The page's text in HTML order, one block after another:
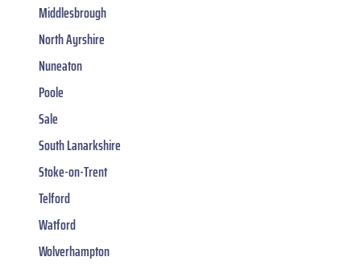
Middlesbrough
North Ayrshire
Nuneaton
Poole
Sale
South Lanarkshire
Stoke-on-Trent
Telford
Watford
Wolverhampton